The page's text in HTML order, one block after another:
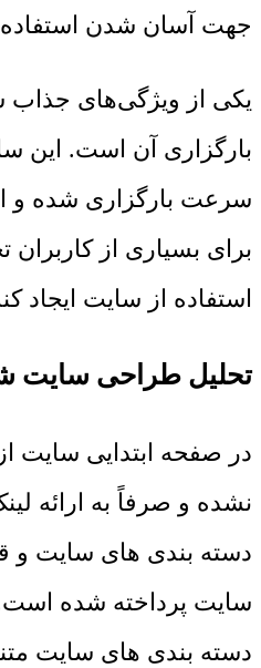
جهت آسان شدن استفاده
یکی از ویژگی‌های
بارگزاری آن است. این
سرعت بارگزاری شده و
برای بسیاری از کاربران
استفاده از سایت ایجاد
تحلیل طراحی سایت
در صفحه ابتدایی سایت
نشده و صرفاً به ارائه
دسته بندی های سایت
سایت پرداخته شده
دسته بندی های سایت